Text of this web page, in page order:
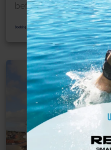
befin... mehr